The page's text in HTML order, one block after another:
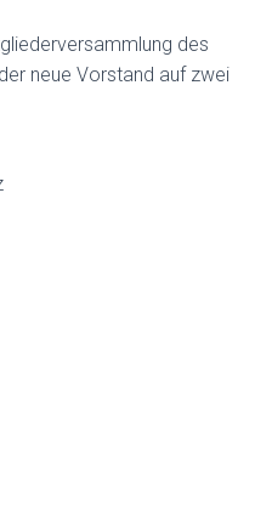
des
neue Vorstand auf zwei